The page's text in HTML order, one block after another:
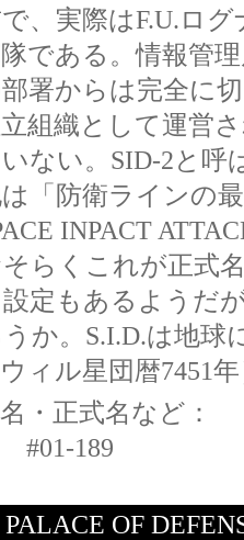
、実際はF.U.ロ
である。情報管
署からは完全に
組織として運営
ない。SID-2と呼
「防衛ラインの
INPACT
らくこれが正式
定もあるようだ
か。S.I.D.は地球
ィル星団暦7451
・正式名など：
#01-189
PALACE OF